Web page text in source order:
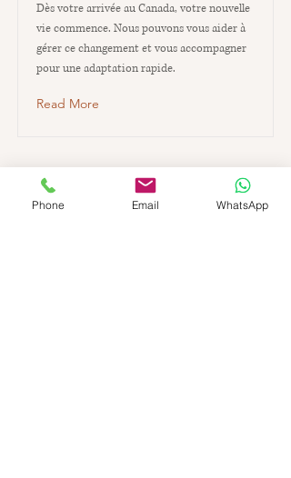
Dès votre arrivée au Canada, votre nouvelle
vie commence. Nous pouvons vous aider à
gérer ce changement et vous accompagner
pour une adaptation rapide.
Read More
Phone Email WhatsApp